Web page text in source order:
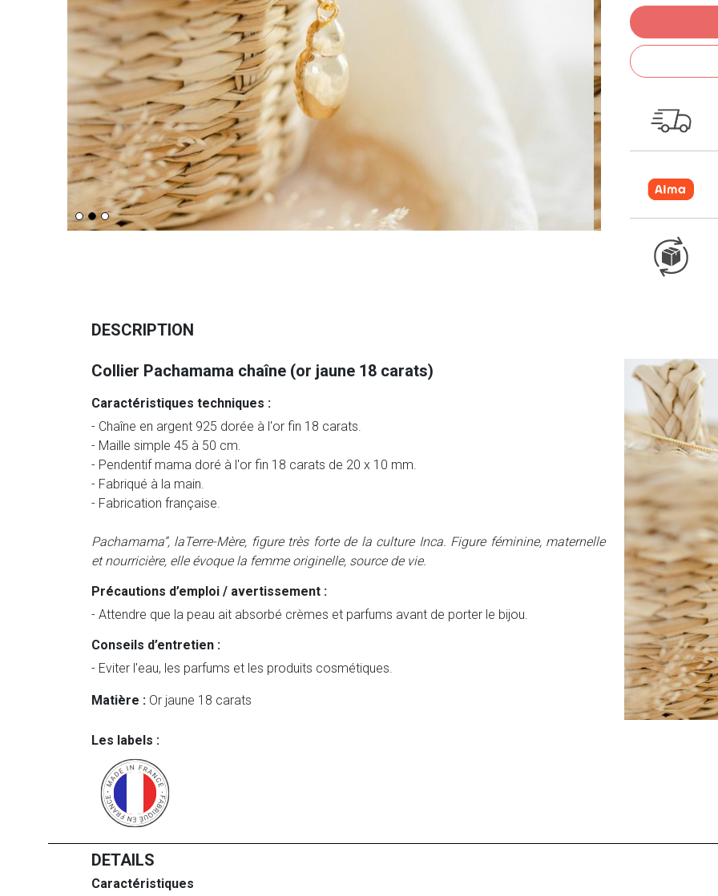
DESCRIPTION
Collier Pachamama chaîne (or jaune 18 carats)
Caractéristiques techniques :
- Chaîne en argent 925 dorée à l'or fin 18 carats.
- Maille simple 45 à 50 cm.
- Pendentif mama doré à l'or fin 18 carats de 20 x 10 mm.
- Fabriqué à la main.
- Fabrication française.
Pachamama”, laTerre-Mère, figure très forte de la culture Inca. Figure féminine, maternelle
et nourricière, elle évoque la femme originelle, source de vie.
Précautions d’emploi / avertissement :
- Attendre que la peau ait absorbé crèmes et parfums avant de porter le bijou.
Conseils d’entretien :
- Eviter l'eau, les parfums et les produits cosmétiques.
Matière : Or jaune 18 carats
Les labels :
DETAILS
Caractéristiques